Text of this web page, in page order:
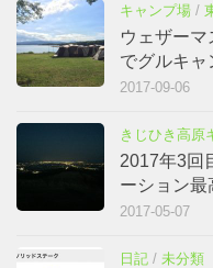
キャンプ場 /
ウェザー
でグルキャ
2017-09-06
きじひき高原
2017年3回
ーション
2017-05-07
日記 / 未分類